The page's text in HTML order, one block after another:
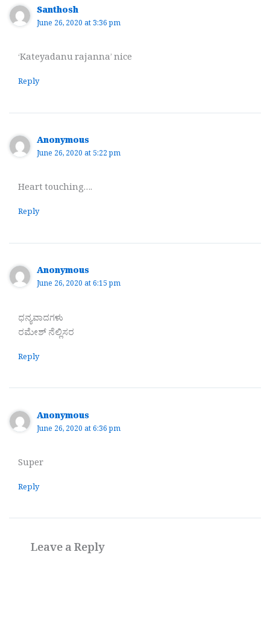
Santhosh
June 26, 2020 at 3:36 pm
‘Kateyadanu rajanna’ nice
Reply
Anonymous
June 26, 2020 at 5:22 pm
Heart touching….
Reply
Anonymous
June 26, 2020 at 6:15 pm
ಧನ್ಯವಾದಗಳು
ರಮೇಶ್ ನೆಲ್ಲಿಸರ‌
Reply
Anonymous
June 26, 2020 at 6:36 pm
Super
Reply
Leave a Reply